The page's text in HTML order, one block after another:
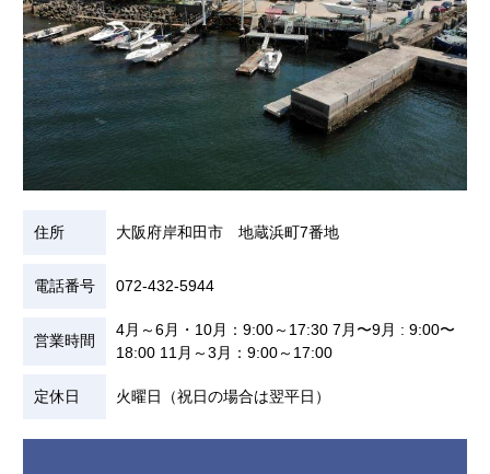
住所 大阪府岸和田市 地蔵浜町7番地
電話番号 072-432-5944
営業時間
4月～6月・10月：9:00～17:30 7月〜9月 : 9:00〜
18:00 11月～3月：9:00～17:00
定休日 火曜日（祝日の場合は翌平日）